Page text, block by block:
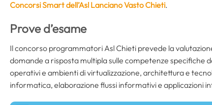
Concorsi Smart dell’Asl Lanciano Vasto Chieti.
Prove d’esame
Il concorso programmatori Asl Chieti prevede la
domande a risposta multipla sulle competenze
operativi e ambienti di virtualizzazione, architettura e
informatica, elaborazione flussi informativi e applicazioni